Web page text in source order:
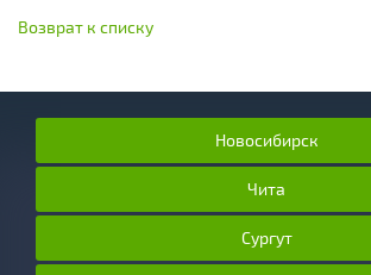
Возврат к списку
Новосибирск
Чита
Сургут